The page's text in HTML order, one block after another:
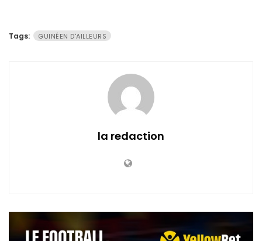
Tags: GUINÉEN D'AILLEURS
la redaction